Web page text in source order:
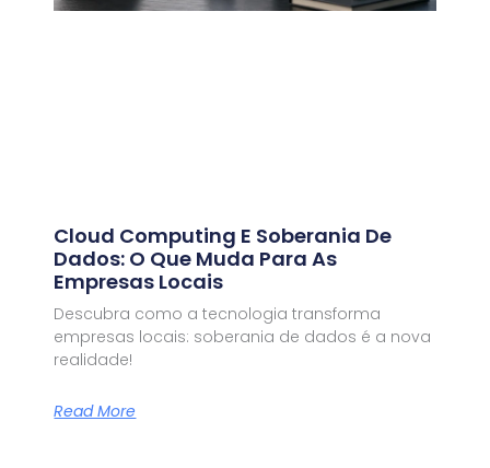
Cloud Computing E Soberania De
Dados: O Que Muda Para As
Empresas Locais
Descubra como a tecnologia transforma
empresas locais: soberania de dados é a nova
realidade!
Read More